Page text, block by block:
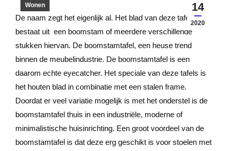
14
2020
Wonen
De naam zegt het eigenlijk al. Het blad van deze tafel
bestaat uit een boomstam of meerdere verschillende
stukken hiervan. De boomstamtafel, een heuse trend
binnen de meubelindustrie. De boomstamtafel is een
daarom echte eyecatcher. Het speciale van deze tafels is
het houten blad in combinatie met een stalen frame.
Doordat er veel variatie mogelijk is met het onderstel is de
boomstamtafel thuis in een industriële, moderne of
minimalistische huisinrichting. Een groot voordeel van de
boomstamtafel is dat deze erg geschikt is voor stoelen met